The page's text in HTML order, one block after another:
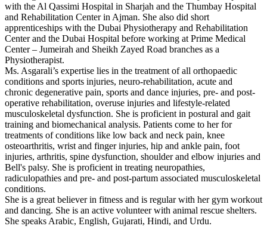
with the Al Qassimi Hospital in Sharjah and the Thumbay Hospital
and Rehabilitation Center in Ajman. She also did short
apprenticeships with the Dubai Physiotherapy and Rehabilitation
Center and the Dubai Hospital before working at Prime Medical
Center – Jumeirah and Sheikh Zayed Road branches as a
Physiotherapist.
Ms. Asgarali’s expertise lies in the treatment of all orthopaedic
conditions and sports injuries, neuro-rehabilitation, acute and
chronic degenerative pain, sports and dance injuries, pre- and post-
operative rehabilitation, overuse injuries and lifestyle-related
musculoskeletal dysfunction. She is proficient in postural and gait
training and biomechanical analysis. Patients come to her for
treatments of conditions like low back and neck pain, knee
osteoarthritis, wrist and finger injuries, hip and ankle pain, foot
injuries, arthritis, spine dysfunction, shoulder and elbow injuries and
Bell's palsy. She is proficient in treating neuropathies,
radiculopathies and pre- and post-partum associated musculoskeletal
conditions.
She is a great believer in fitness and is regular with her gym workout
and dancing. She is an active volunteer with animal rescue shelters.
She speaks Arabic, English, Gujarati, Hindi, and Urdu.